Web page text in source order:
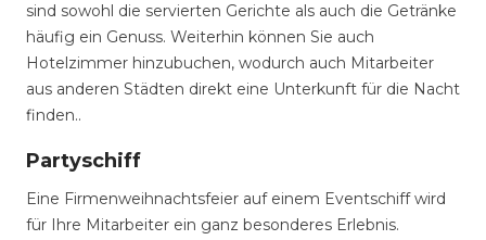
sind sowohl die servierten Gerichte als auch die Getränke
häufig ein Genuss. Weiterhin können Sie auch
Hotelzimmer hinzubuchen, wodurch auch Mitarbeiter
aus anderen Städten direkt eine Unterkunft für die Nacht
finden..
Partyschiff
Eine Firmenweihnachtsfeier auf einem Eventschiff wird
für Ihre Mitarbeiter ein ganz besonderes Erlebnis.